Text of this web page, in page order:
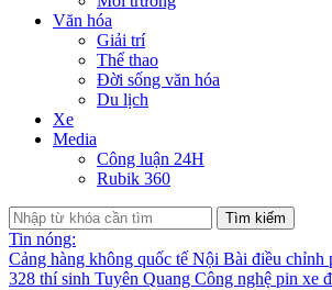
Văn hóa
Giải trí
Thể thao
Đời sống văn hóa
Du lịch
Xe
Media
Công luận 24H
Rubik 360
Tìm kiếm
Tin nóng:
Cảng hàng không quốc tế Nội Bài điều chỉnh
328 thí sinh Tuyên Quang Công nghệ pin xe